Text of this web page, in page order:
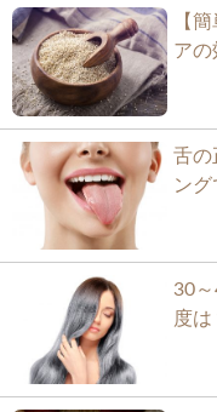
【
アの
舌の
ン
30
度は